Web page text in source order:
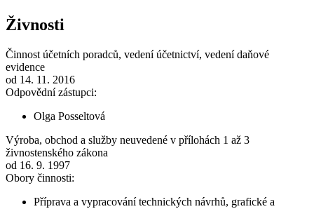
Živnosti
Činnost účetních poradců, vedení účetnictví, vedení daňové
evidence
od 14. 11. 2016
Odpovědní zástupci:
Olga Posseltová
Výroba, obchod a služby neuvedené v přílohách 1 až 3
živnostenského zákona
od 16. 9. 1997
Obory činnosti:
Příprava a vypracování technických návrhů, grafické a